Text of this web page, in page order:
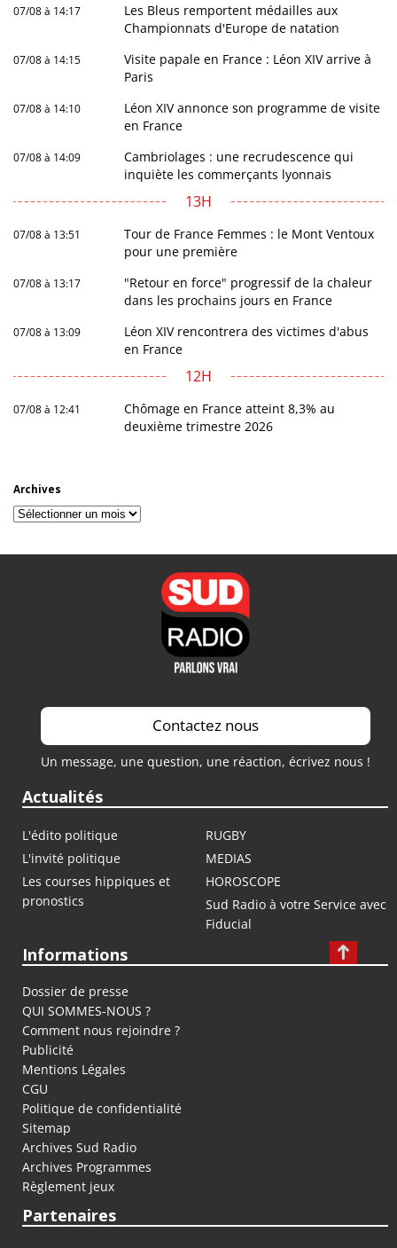
07/08 à 14:17
Les Bleus remportent médailles aux
Championnats d'Europe de natation
07/08 à 14:15
Visite papale en France : Léon XIV arrive à
Paris
07/08 à 14:10
Léon XIV annonce son programme de visite
en France
07/08 à 14:09
Cambriolages : une recrudescence qui
inquiète les commerçants lyonnais
13H
07/08 à 13:51
Tour de France Femmes : le Mont Ventoux
pour une première
07/08 à 13:17
"Retour en force" progressif de la chaleur
dans les prochains jours en France
07/08 à 13:09
Léon XIV rencontrera des victimes d'abus
en France
12H
07/08 à 12:41
Chômage en France atteint 8,3% au
deuxième trimestre 2026
Archives
Archives
Contactez nous
Un message, une question, une réaction, écrivez nous !
Actualités
L'édito politique
RUGBY
L'invité politique
MEDIAS
Les courses hippiques et
pronostics
HOROSCOPE
Sud Radio à votre Service avec
Fiducial
Informations
Dossier de presse
QUI SOMMES-NOUS ?
Comment nous rejoindre ?
Publicité
Mentions Légales
CGU
Politique de confidentialité
Sitemap
Archives Sud Radio
Archives Programmes
Règlement jeux
Partenaires